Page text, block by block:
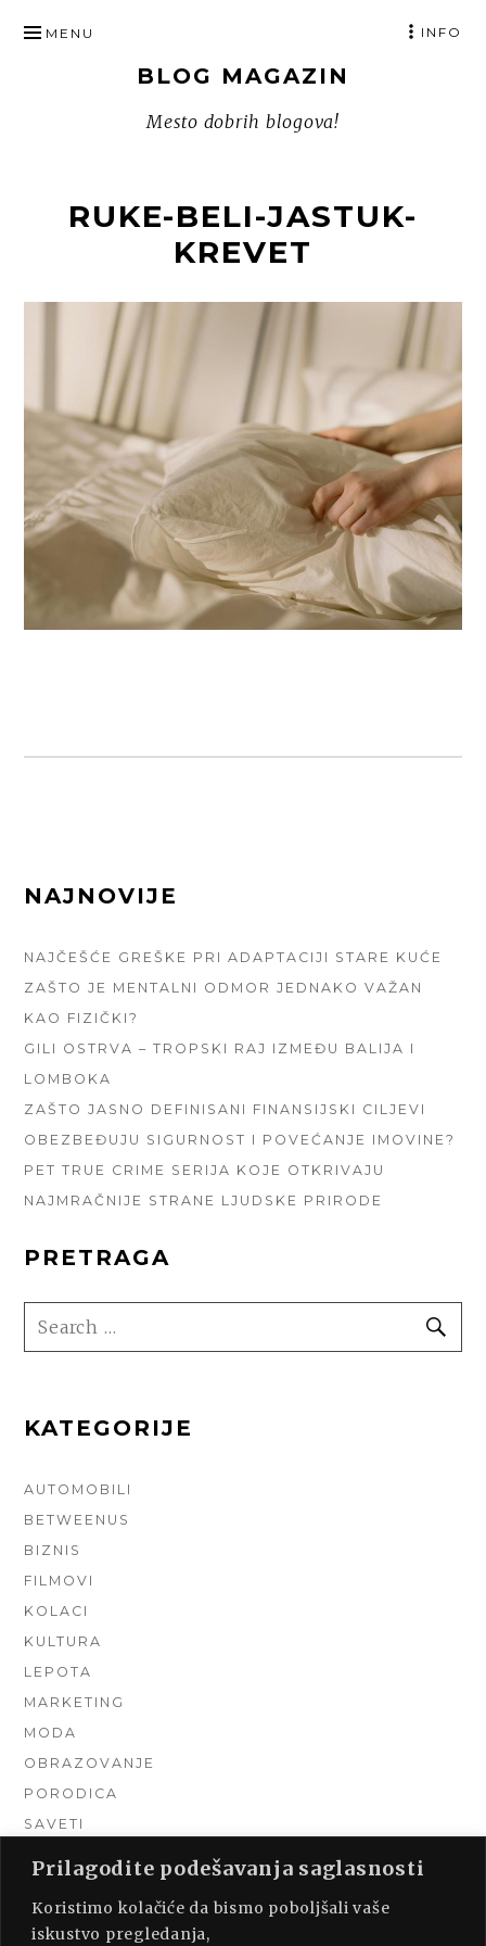
Prilagodite podešavanja saglasnosti
Koristimo kolačiće da bismo poboljšali vaše
iskustvo pregledanja,
TO
BLOG MAGAZIN
Mesto dobrih blogova!
MENU INFO
RUKE-BELI-JASTUK-
KREVET
FOOTER
NAJNOVIJE
NAJČEŠĆE GREŠKE PRI ADAPTACIJI STARE KUĆE
ZAŠTO JE MENTALNI ODMOR JEDNAKO VAŽAN
KAO FIZIČKI?
GILI OSTRVA – TROPSKI RAJ IZMEĐU BALIJA I
LOMBOKA
ZAŠTO JASNO DEFINISANI FINANSIJSKI CILJEVI
OBEZBEĐUJU SIGURNOST I POVEĆANJE IMOVINE?
PET TRUE CRIME SERIJA KOJE OTKRIVAJU
NAJMRAČNIJE STRANE LJUDSKE PRIRODE
PRETRAGA
SEARCH
FOR:
KATEGORIJE
AUTOMOBILI
BETWEENUS
BIZNIS
FILMOVI
KOLACI
KULTURA
LEPOTA
MARKETING
MODA
OBRAZOVANJE
PORODICA
SAVETI
TURIZAM
UNCATEGORIZED